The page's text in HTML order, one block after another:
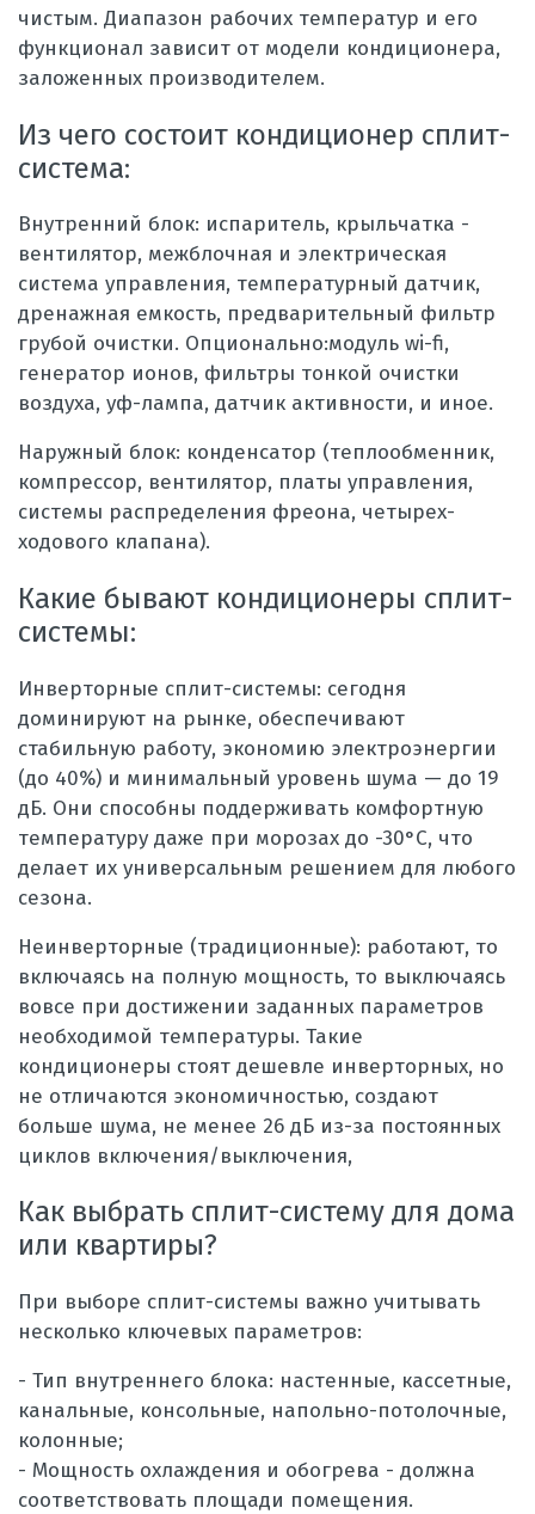
чистым. Диапазон рабочих температур и его
функционал зависит от модели кондиционера,
заложенных производителем.
Из чего состоит кондиционер сплит-
система:
Внутренний блок: испаритель, крыльчатка -
вентилятор, межблочная и электрическая
система управления, температурный датчик,
дренажная емкость, предварительный фильтр
грубой очистки. Опционально:модуль wi-fi,
генератор ионов, фильтры тонкой очистки
воздуха, уф-лампа, датчик активности, и иное.
Наружный блок: конденсатор (теплообменник,
компрессор, вентилятор, платы управления,
системы распределения фреона, четырех-
ходового клапана).
Какие бывают кондиционеры сплит-
системы:
Инверторные сплит-системы: сегодня
доминируют на рынке, обеспечивают
стабильную работу, экономию электроэнергии
(до 40%) и минимальный уровень шума — до 19
дБ. Они способны поддерживать комфортную
температуру даже при морозах до -30°С, что
делает их универсальным решением для любого
сезона.
Неинверторные (традиционные): работают, то
включаясь на полную мощность, то выключаясь
вовсе при достижении заданных параметров
необходимой температуры. Такие
кондиционеры стоят дешевле инверторных, но
не отличаются экономичностью, создают
больше шума, не менее 26 дБ из-за постоянных
циклов включения/выключения,
Как выбрать сплит-систему для дома
или квартиры?
При выборе сплит-системы важно учитывать
несколько ключевых параметров:
- Тип внутреннего блока: настенные, кассетные,
канальные, консольные, напольно-потолочные,
колонные;
- Мощность охлаждения и обогрева - должна
соответствовать площади помещения.